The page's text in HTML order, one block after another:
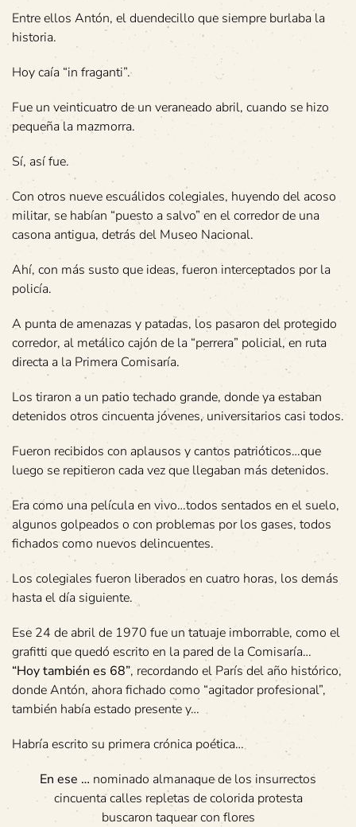
Entre ellos Antón, el duendecillo que siempre burlaba la
historia.
Hoy caía “in fraganti”.
Fue un veinticuatro de un veraneado abril, cuando se hizo
pequeña la mazmorra.
Sí, así fue.
Con otros nueve escuálidos colegiales, huyendo del acoso
militar, se habían “puesto a salvo” en el corredor de una
casona antigua, detrás del Museo Nacional.
Ahí, con más susto que ideas, fueron interceptados por la
policía.
A punta de amenazas y patadas, los pasaron del protegido
corredor, al metálico cajón de la “perrera” policial, en ruta
directa a la Primera Comisaría.
Los tiraron a un patio techado grande, donde ya estaban
detenidos otros cincuenta jóvenes, universitarios casi todos.
Fueron recibidos con aplausos y cantos patrióticos…que
luego se repitieron cada vez que llegaban más detenidos.
Era como una película en vivo…todos sentados en el suelo,
algunos golpeados o con problemas por los gases, todos
fichados como nuevos delincuentes.
Los colegiales fueron liberados en cuatro horas, los demás
hasta el día siguiente.
Ese 24 de abril de 1970 fue un tatuaje imborrable, como el
grafitti que quedó escrito en la pared de la Comisaría…
“Hoy también es 68”, recordando el París del año histórico,
donde Antón, ahora fichado como “agitador profesional”,
también había estado presente y…
Habría escrito su primera crónica poética…
En ese … nominado almanaque de los insurrectos
cincuenta calles repletas de colorida protesta
buscaron taquear con flores